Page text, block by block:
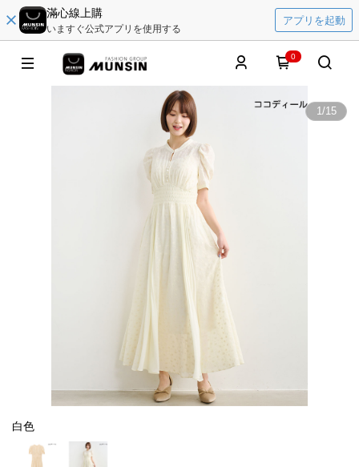
滿心線上購
いますぐ公式アプリを使用する
アプリを起動
0
1/15
白色